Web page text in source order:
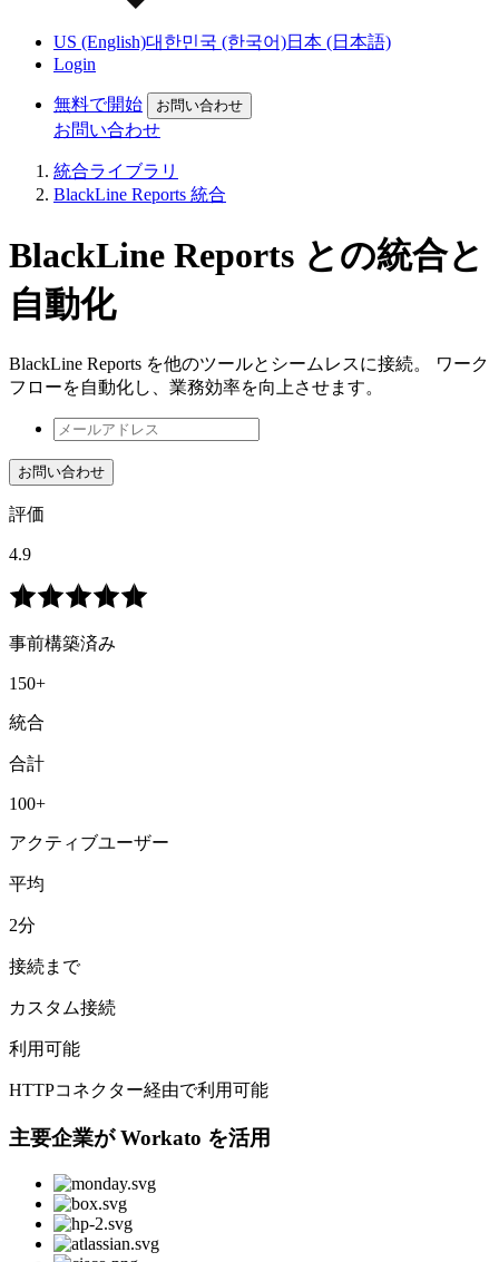
US (English)대한민국 (한국어)日本 (日本語)
Login
無料で開始 お問い合わせ
お問い合わせ
統合ライブラリ
BlackLine Reports 統合
BlackLine Reports との統合と
自動化
BlackLine Reports を他のツールとシームレスに接続。 ワーク
フローを自動化し、業務効率を向上させます。
お問い合わせ
評価
4.9
事前構築済み
150+
統合
合計
100+
アクティブユーザー
平均
2分
接続まで
カスタム接続
利用可能
HTTPコネクター経由で利用可能
主要企業が Workato を活用